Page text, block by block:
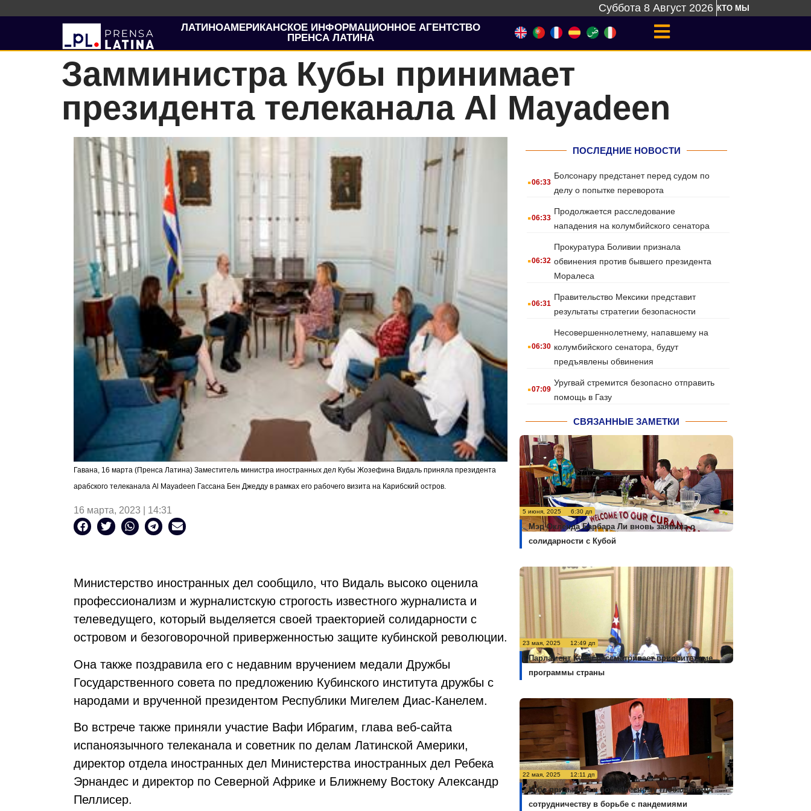
Суббота 8 Август 2026 КТО МЫ
ЛАТИНОАМЕРИКАНСКОЕ ИНФОРМАЦИОННОЕ АГЕНТСТВО
ПРЕНСА ЛАТИНА
Замминистра Кубы принимает
президента телеканала Al Mayadeen
Гавана, 16 марта (Пренса Латина) Заместитель министра иностранных дел Кубы Жозефина Видаль приняла президента
арабского телеканала Al Mayadeen Гассана Бен Джедду в рамках его рабочего визита на Карибский остров.
16 марта, 2023 | 14:31
Министерство иностранных дел сообщило, что Видаль высоко оценила
профессионализм и журналистскую строгость известного журналиста и
телеведущего, который выделяется своей траекторией солидарности с
островом и безоговорочной приверженностью защите кубинской революции.
Она также поздравила его с недавним вручением медали Дружбы
Государственного совета по предложению Кубинского института дружбы с
народами и врученной президентом Республики Мигелем Диас-Канелем.
Во встрече также приняли участие Вафи Ибрагим, глава веб-сайта
испаноязычного телеканала и советник по делам Латинской Америки,
директор отдела иностранных дел Министерства иностранных дел Ребека
Эрнандес и директор по Северной Африке и Ближнему Востоку Александр
Пеллисер.
ПОСЛЕДНИЕ НОВОСТИ
.06:33
Болсонару предстанет перед судом по
делу о попытке переворота
.06:33
Продолжается расследование
нападения на колумбийского сенатора
.06:32
Прокуратура Боливии признала
обвинения против бывшего президента
Моралеса
.06:31
Правительство Мексики представит
результаты стратегии безопасности
.06:30
Несовершеннолетнему, напавшему на
колумбийского сенатора, будут
предъявлены обвинения
.07:09
Уругвай стремится безопасно отправить
помощь в Газу
СВЯЗАННЫЕ ЗАМЕТКИ
5 июня, 2025 6:30 дп
Мэр Окленда Барбара Ли вновь заявила о
солидарности с Кубой
23 мая, 2025 12:49 дп
Парламент Кубы рассматривает приоритетные
программы страны
22 мая, 2025 12:11 дп
Куба призывает к более тесному глобальному
сотрудничеству в борьбе с пандемиями